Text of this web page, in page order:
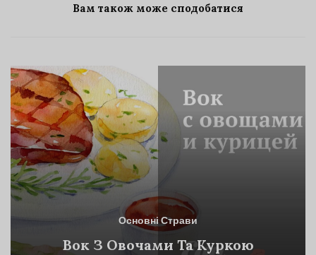
Вам також може сподобатися
Основні Страви
Вок З Овочами Та Куркою